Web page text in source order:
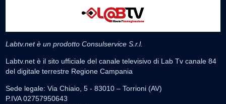
Labtv.net è un prodotto Consulservice S.r.l.
Labtv.net è il sito ufficiale del canale televisivo di Lab Tv canale 84
del digitale terrestre Regione Campania
Sede legale: Via Chiaio, 5 - 83010 – Torrioni (AV)
P.IVA 02757950643